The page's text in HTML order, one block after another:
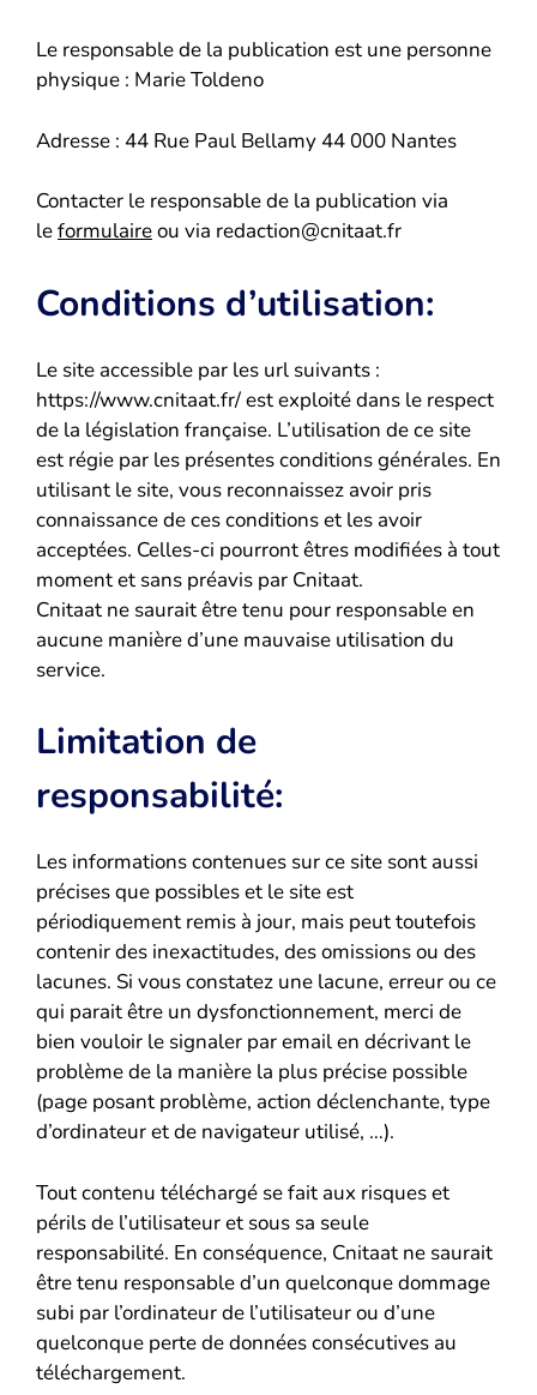
Le responsable de la publication est une personne
physique : Marie Toldeno
Adresse : 44 Rue Paul Bellamy 44 000 Nantes
Contacter le responsable de la publication via
leformulaireou via redaction@cnitaat.fr
Conditions d’utilisation:
Le site accessible par les url suivants :
https://www.cnitaat.fr/ est exploité dans le respect
de la législation française. L’utilisation de ce site
est régie par les présentes conditions générales. En
utilisant le site, vous reconnaissez avoir pris
connaissance de ces conditions et les avoir
acceptées. Celles-ci pourront êtres modifiées à tout
moment et sans préavis par Cnitaat.
Cnitaat ne saurait être tenu pour responsable en
aucune manière d’une mauvaise utilisation du
service.
Limitation de
responsabilité:
Les informations contenues sur ce site sont aussi
précises que possibles et le site est
périodiquement remis à jour, mais peut toutefois
contenir des inexactitudes, des omissions ou des
lacunes. Si vous constatez une lacune, erreur ou ce
qui parait être un dysfonctionnement, merci de
bien vouloir le signaler par email en décrivant le
problème de la manière la plus précise possible
(page posant problème, action déclenchante, type
d’ordinateur et de navigateur utilisé, …).
Tout contenu téléchargé se fait aux risques et
périls de l’utilisateur et sous sa seule
responsabilité. En conséquence, Cnitaat ne saurait
être tenu responsable d’un quelconque dommage
subi par l’ordinateur de l’utilisateur ou d’une
quelconque perte de données consécutives au
téléchargement.